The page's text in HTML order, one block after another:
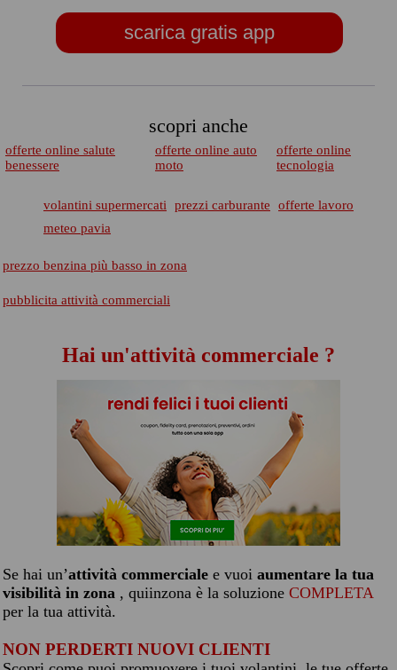
scarica gratis app
scopri anche
offerte online salute
benessere
offerte online auto
moto
offerte online
tecnologia
volantini supermercati prezzi carburante
offerte lavoro
meteo pavia
prezzo benzina più basso in zona
pubblicita attività commerciali
Hai un'attività commerciale ?
Se hai un’attività commerciale e vuoi aumentare la tua
visibilità in zona , quiinzona è la soluzione COMPLETA
per la tua attività.
NON PERDERTI NUOVI CLIENTI